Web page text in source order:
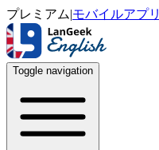
プレミアム|モバイルアプリ
Toggle navigation